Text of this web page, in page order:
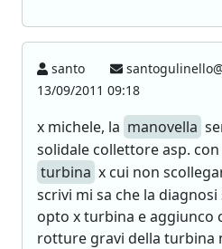
santo
13/09/2011 09:18
x michele, la manovella
solidale collettore asp.
turbina x cui non
scrivi mi sa che la
opto x turbina e aggiunco
rotture gravi della turbina